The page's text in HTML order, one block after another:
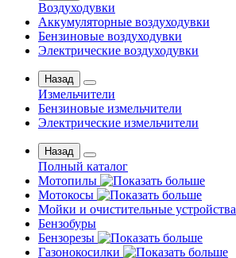
Воздуходувки
Аккумуляторные воздуходувки
Бензиновые воздуходувки
Электрические воздуходувки
Назад
Измельчители
Бензиновые измельчители
Электрические измельчители
Назад
Полный каталог
Мотопилы
Мотокосы
Мойки и очистительные устройства
Бензобуры
Бензорезы
Газонокосилки